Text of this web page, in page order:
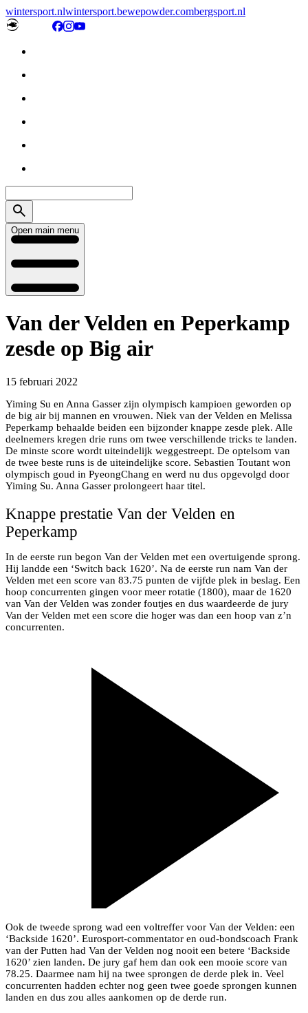
wintersport.nlwintersport.bewepowder.combergsport.nl
Open main menu
Van der Velden en Peperkamp
zesde op Big air
15 februari 2022
Yiming Su en Anna Gasser zijn olympisch kampioen geworden op
de big air bij mannen en vrouwen. Niek van der Velden en Melissa
Peperkamp behaalde beiden een bijzonder knappe zesde plek. Alle
deelnemers kregen drie runs om twee verschillende tricks te landen.
De minste score wordt uiteindelijk weggestreept. De optelsom van
de twee beste runs is de uiteindelijke score. Sebastien Toutant won
olympisch goud in PyeongChang en werd nu dus opgevolgd door
Yiming Su. Anna Gasser prolongeert haar titel.
Knappe prestatie Van der Velden en
Peperkamp
In de eerste run begon Van der Velden met een overtuigende sprong.
Hij landde een ‘Switch back 1620’. Na de eerste run nam Van der
Velden met een score van 83.75 punten de vijfde plek in beslag. Een
hoop concurrenten gingen voor meer rotatie (1800), maar de 1620
van Van der Velden was zonder foutjes en dus waardeerde de jury
Van der Velden met een score die hoger was dan een hoop van z’n
concurrenten.
Ook de tweede sprong wad een voltreffer voor Van der Velden: een
‘Backside 1620’. Eurosport-commentator en oud-bondscoach Frank
van der Putten had Van der Velden nog nooit een betere ‘Backside
1620’ zien landen. De jury gaf hem dan ook een mooie score van
78.25. Daarmee nam hij na twee sprongen de derde plek in. Veel
concurrenten hadden echter nog geen twee goede sprongen kunnen
landen en dus zou alles aankomen op de derde run.